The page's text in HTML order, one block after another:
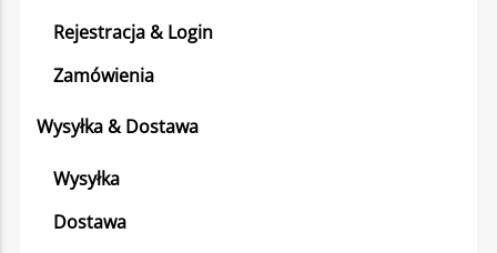
Rejestracja & Login
Zamówienia
Wysyłka & Dostawa
Wysyłka
Dostawa